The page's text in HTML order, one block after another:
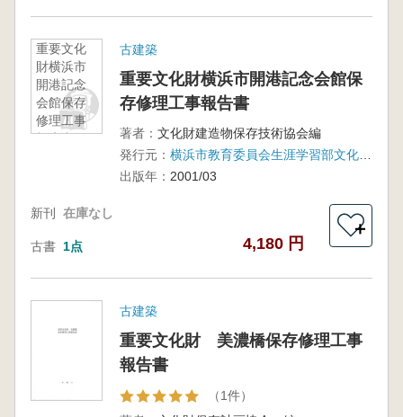
重要文化
財横浜市
開港記念
会館保存
修理工事
報告書
古建築
重要文化財横浜市開港記念会館保
存修理工事報告書
著者： 文化財建造物保存技術協会編
発行元：
横浜市教育委員会生涯学習部文化財課
出版年： 2001/03
新刊 在庫なし
古書 1点 4,180 円
＋
古建築
重要文化財 美濃橋保存修理工事
報告書
（1件）